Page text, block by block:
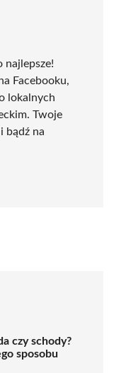
najlepsze!
Facebooku,
lokalnych
Twoje
bądź na
czy schody?
sposobu